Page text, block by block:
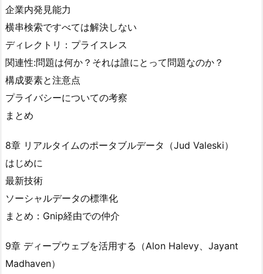
企業内発見能力
横串検索ですべては解決しない
ディレクトリ：プライスレス
関連性:問題は何か？それは誰にとって問題なのか？
構成要素と注意点
プライバシーについての考察
まとめ
8章 リアルタイムのポータブルデータ（Jud Valeski）
はじめに
最新技術
ソーシャルデータの標準化
まとめ：Gnip経由での仲介
9章 ディープウェブを活用する（Alon Halevy、Jayant
Madhaven）